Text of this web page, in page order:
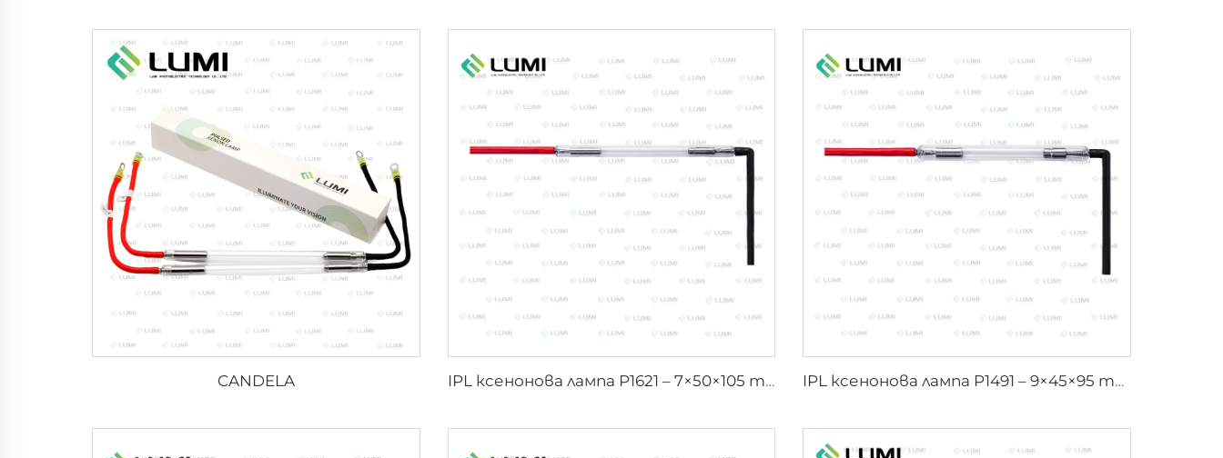
CANDELA IPL ксенонова лампа P1621 – 7×50×105 mm IPL ксенонова лампа P1491 – 9×45×95 mm